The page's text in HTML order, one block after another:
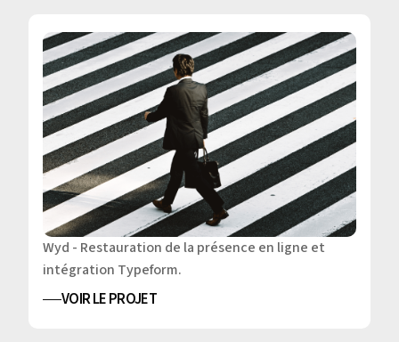
Wyd - Restauration de la présence en ligne et
intégration Typeform.
VOIR LE PROJET